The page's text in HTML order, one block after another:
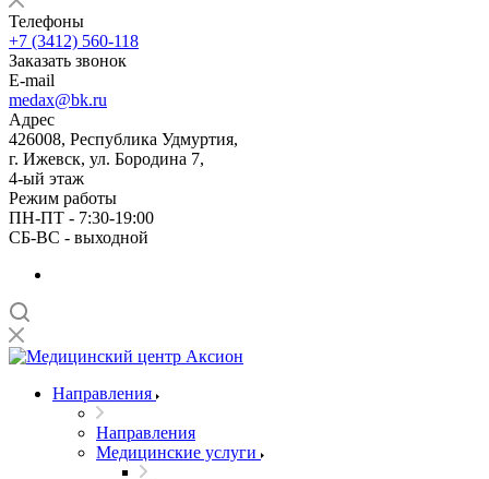
Телефоны
+7 (3412) 560-118
Заказать звонок
E-mail
medax@bk.ru
Адрес
426008, Республика Удмуртия,
г. Ижевск, ул. Бородина 7,
4-ый этаж
Режим работы
ПН-ПТ - 7:30-19:00
СБ-ВС - выходной
Направления
Направления
Медицинские услуги